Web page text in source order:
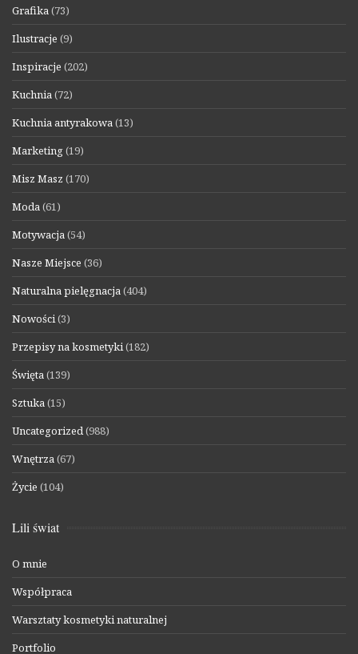
Grafika(73)
Ilustracje (9)
Inspiracje (202)
Kuchnia(72)
Kuchnia antyrakowa(13)
Marketing(19)
Misz Masz (170)
Moda(61)
Motywacja(54)
Nasze Miejsce (36)
Naturalna pielęgnacja(404)
Nowości(3)
Przepisy na kosmetyki(182)
Święta(139)
Sztuka(15)
Uncategorized(988)
Wnętrza(67)
Życie (104)
Lili świat
O mnie
Współpraca
Warsztaty kosmetyki naturalnej
Portfolio